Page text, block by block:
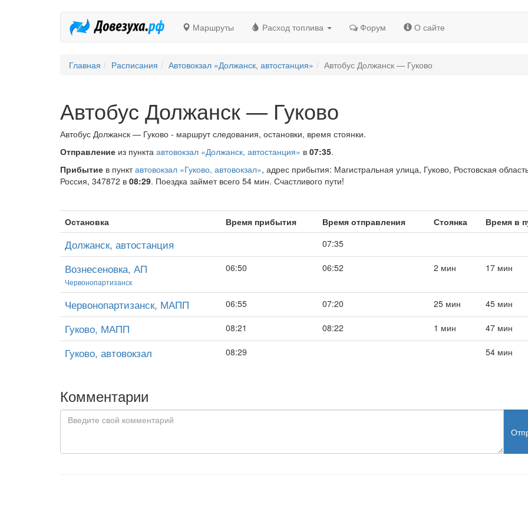
Маршруты Расход топлива Форум О сайте
Главная Расписания Автовокзал «Должанск, автостанция» Автобус Должанск — Гуково
Автобус Должанск — Гуково
Автобус Должанск — Гуково - маршрут следования, остановки, время стоянки.
Отправление из пункта автовокзал «Должанск, автостанция» в 07:35.
Прибытие в пунктавтовокзал «Гуково, автовокзал», адрес прибытия: Магистральная улица, Гуково, Ростовская
Россия, 347872 в 08:29. Поездка займет всего 54 мин. Счастливого пути!
Остановка Время прибытия Время отправления Стоянка Время в
Должанск, автостанция 07:35
Вознесеновка, АП
Червонопартизанск
06:50 06:52 2 мин 17 мин
Червонопартизанск, МАПП 06:55 07:20 25 мин 45 мин
Гуково, МАПП 08:21 08:22 1 мин 47 мин
Гуково, автовокзал 08:29 54 мин
Комментарии